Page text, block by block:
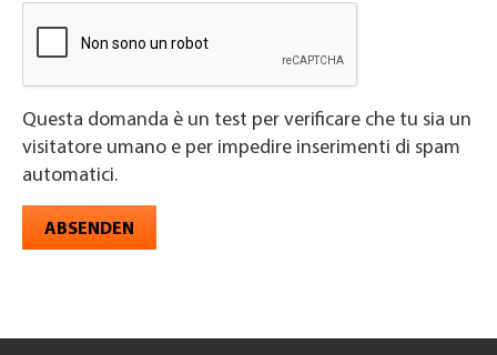
Questa domanda è un test per verificare che tu sia un
visitatore umano e per impedire inserimenti di spam
automatici.
ABSENDEN